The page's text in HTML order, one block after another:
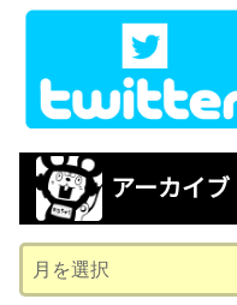
アーカイブ
ー